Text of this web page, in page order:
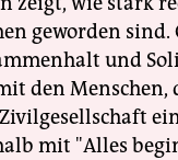
geworden sind.
und
den Menschen,
mit "Alles